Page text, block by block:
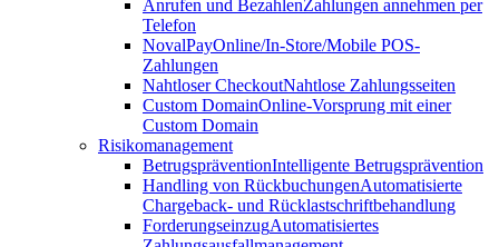
Anrufen und BezahlenZahlungen annehmen per
Telefon
NovalPayOnline/In-Store/Mobile POS-
Zahlungen
Nahtloser CheckoutNahtlose Zahlungsseiten
Custom DomainOnline-Vorsprung mit einer
Custom Domain
Risikomanagement
BetrugspräventionIntelligente Betrugsprävention
Handling von RückbuchungenAutomatisierte
Chargeback- und Rücklastschriftbehandlung
ForderungseinzugAutomatisiertes